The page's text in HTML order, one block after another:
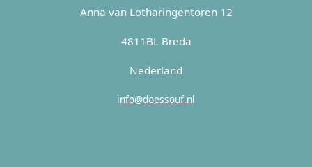
Anna van Lotharingentoren 12
4811BL Breda
Nederland
info@doessouf.nl